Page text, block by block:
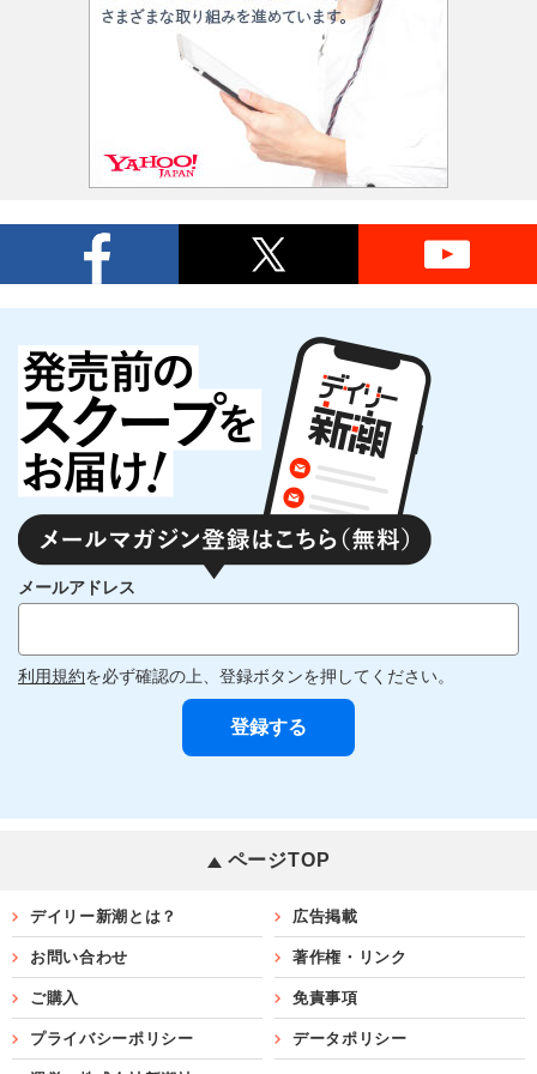
メールアドレス
利用規約を必ず確認の上、登録ボタンを押してください。
ページTOP
デイリー新潮とは？ 広告掲載
お問い合わせ 著作権・リンク
ご購入 免責事項
プライバシーポリシー データポリシー